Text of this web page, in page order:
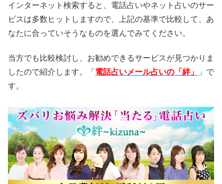
インターネット検索すると、電話占いやネット占いのサー
ビスは多数ヒットしますので、上記の基準で比較して、あ
なたに合っていそうなものを選んでみてください。
当方でも比較検討し、お勧めできるサービスが見つかりま
したので紹介します。「 電話占いメール占いの「絆」
」で
す。